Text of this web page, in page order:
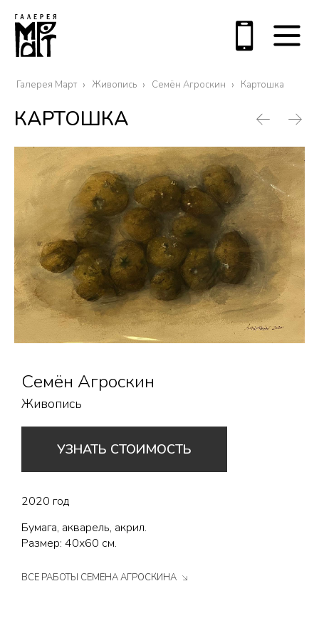
Галерея Март Живопись Семён Агроскин Картошка
КАРТОШКА
Семён Агроскин
Живопись
УЗНАТЬ СТОИМОСТЬ
2020 год
Бумага, акварель, акрил.
Размер: 40х60 см.
ВСЕ РАБОТЫ СЕМЕНА АГРОСКИНА